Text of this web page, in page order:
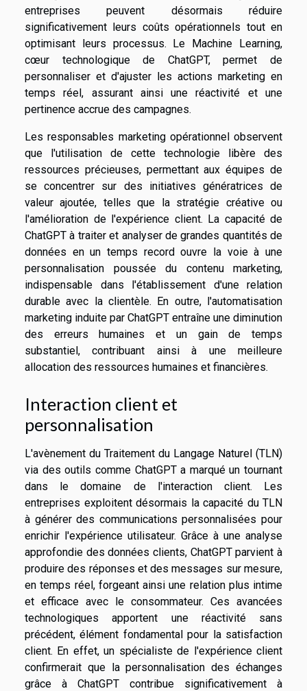
entreprises peuvent désormais réduire
significativement leurs coûts opérationnels tout en
optimisant leurs processus. Le Machine Learning,
cœur technologique de ChatGPT, permet de
personnaliser et d'ajuster les actions marketing en
temps réel, assurant ainsi une réactivité et une
pertinence accrue des campagnes.
Les responsables marketing opérationnel observent
que l'utilisation de cette technologie libère des
ressources précieuses, permettant aux équipes de
se concentrer sur des initiatives génératrices de
valeur ajoutée, telles que la stratégie créative ou
l'amélioration de l'expérience client. La capacité de
ChatGPT à traiter et analyser de grandes quantités de
données en un temps record ouvre la voie à une
personnalisation poussée du contenu marketing,
indispensable dans l'établissement d'une relation
durable avec la clientèle. En outre, l'automatisation
marketing induite par ChatGPT entraîne une diminution
des erreurs humaines et un gain de temps
substantiel, contribuant ainsi à une meilleure
allocation des ressources humaines et financières.
Interaction client et
personnalisation
L'avènement du Traitement du Langage Naturel (TLN)
via des outils comme ChatGPT a marqué un tournant
dans le domaine de l'interaction client. Les
entreprises exploitent désormais la capacité du TLN
à générer des communications personnalisées pour
enrichir l'expérience utilisateur. Grâce à une analyse
approfondie des données clients, ChatGPT parvient à
produire des réponses et des messages sur mesure,
en temps réel, forgeant ainsi une relation plus intime
et efficace avec le consommateur. Ces avancées
technologiques apportent une réactivité sans
précédent, élément fondamental pour la satisfaction
client. En effet, un spécialiste de l'expérience client
confirmerait que la personnalisation des échanges
grâce à ChatGPT contribue significativement à